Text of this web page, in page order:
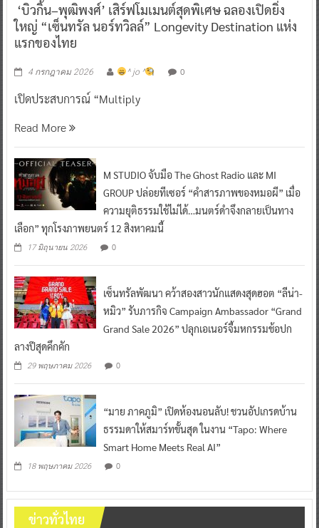
‘บิวกิ้น–พุฒิพงศ์’ เสิร์ฟโมเมนต์สุดพิเศษ ฉลองเปิดยิ่ง
ใหญ่ “เซ็นทรัล นอร์ทวิลล์” Longevity Destination แห่ง
แรกของไทย
4 กรกฎาคม 2026 ^ jo ^ 0
เปิดประสบการณ์ “Multiply
Read More
M STUDIO จับมือ The Ghost Radio และ MI
GROUP ปล่อยทีเซอร์ “คำสารภาพของหมอผี” เมื่อ
ความยุติธรรมใช้ไม่ได้…มนตร์ดำจึงกลายเป็นทาง
เลือก” ทุกโรงภาพยนตร์ 12 สิงหาคมนี้
17 มิถุนายน 2026 0
เซ็นทรัลพัฒนา คว้าสองสาวนักแสดงสุดฮอต “ลีน่า-
หมิว” รับภารกิจ Campaign Ambassador “Grand
Grand Sale 2026” ปลุกเอเนอร์จี้มหกรรมช้อปก
ลางปีสุดคึกคัก
29 พฤษภาคม 2026 0
“มาย ภาคภูมิ” เปิดห้องนอนลับ! ชวนอัปเกรดบ้าน
ธรรมดาให้สมาร์ทขั้นสุด ในงาน “Tapo: Where
Smart Home Meets Real AI”
18 พฤษภาคม 2026 0
ข่าวทั่วไทย